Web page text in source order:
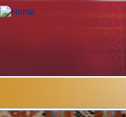
Skip to main content